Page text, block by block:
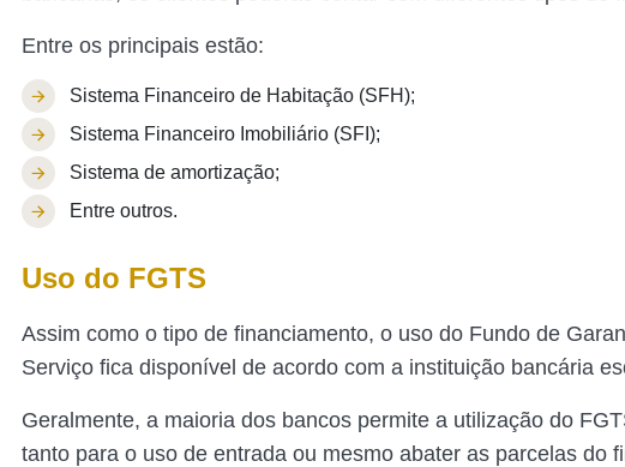
Entre os principais estão:
Sistema Financeiro de Habitação (SFH);
Sistema Financeiro Imobiliário (SFI);
Sistema de amortização;
Entre outros.
Uso do FGTS
Assim como o tipo de financiamento, o uso do Fundo de
Serviço fica disponível de acordo com a instituição bancária
Geralmente, a maioria dos bancos permite a utilização do
tanto para o uso de entrada ou mesmo abater as parcelas do